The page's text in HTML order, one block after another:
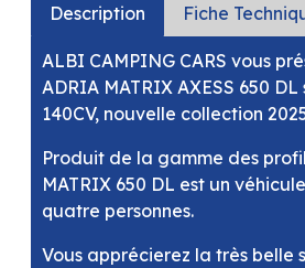
Description Fiche
ALBI CAMPING CARS vous
ADRIA MATRIX AXESS 650 DL
140CV, nouvelle collection
Produit de la gamme des
MATRIX 650 DL est un
quatre personnes.
Vous apprécierez la très belle